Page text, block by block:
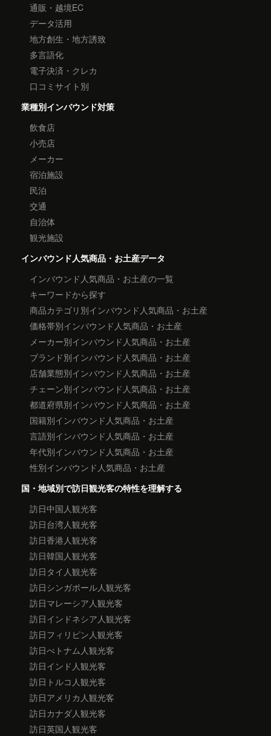
通販・越境EC
データ活用
地方創生・地方誘致
多言語化
電子決済・クレカ
口コミサイト別
業種別インバウンド対策
飲食店
小売店
メーカー
宿泊施設
民泊
交通
自治体
観光施設
インバウンド人気商品・お土産データ
インバウンド人気商品・お土産の一覧
キーワードから探す
商品カテゴリ別インバウンド人気商品・お土産
価格帯別インバウンド人気商品・お土産
メーカー別インバウンド人気商品・お土産
ブランド別インバウンド人気商品・お土産
店舗業態別インバウンド人気商品・お土産
チェーン別インバウンド人気商品・お土産
都道府県別インバウンド人気商品・お土産
国籍別インバウンド人気商品・お土産
言語別インバウンド人気商品・お土産
年代別インバウンド人気商品・お土産
性別インバウンド人気商品・お土産
国・地域別で訪日観光客の特性を理解する
訪日中国人観光客
訪日台湾人観光客
訪日香港人観光客
訪日韓国人観光客
訪日タイ人観光客
訪日シンガポール人観光客
訪日マレーシア人観光客
訪日インドネシア人観光客
訪日フィリピン人観光客
訪日べトナム人観光客
訪日インド人観光客
訪日トルコ人観光客
訪日アメリカ人観光客
訪日カナダ人観光客
訪日英国人観光客